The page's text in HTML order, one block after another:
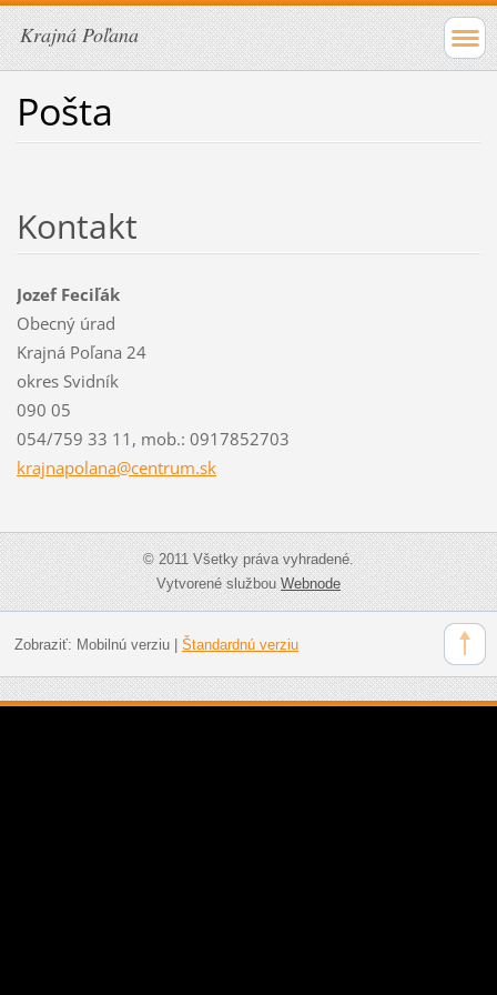
Krajná Poľana
Pošta
Kontakt
Jozef Feciľák
Obecný úrad
Krajná Poľana 24
okres Svidník
090 05
054/759 33 11, mob.: 0917852703
krajnapolana@centrum.sk
© 2011 Všetky práva vyhradené.
Vytvorené službouWebnode
Zobraziť: Mobilnú verziu| Štandardnú verziu